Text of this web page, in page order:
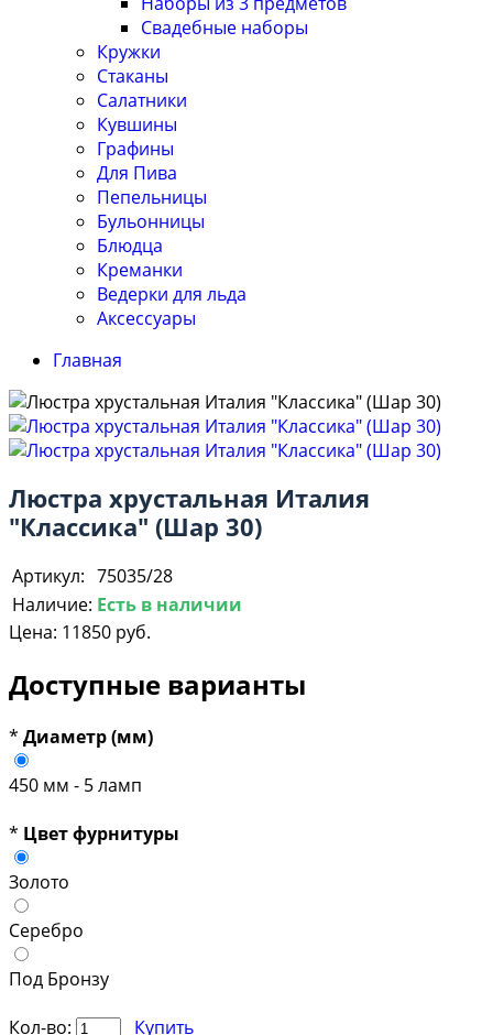
Свадебные наборы
Кружки
Стаканы
Салатники
Кувшины
Графины
Для Пива
Пепельницы
Бульонницы
Блюдца
Креманки
Ведерки для льда
Аксессуары
Главная
Люстра хрустальная Италия
"Классика" (Шар 30)
Артикул: 75035/28
Наличие: Есть в наличии
Цена: 11850 руб.
Доступные варианты
* Диаметр (мм)
450 мм - 5 ламп
* Цвет фурнитуры
Золото
Серебро
Под Бронзу
Кол-во:
Купить